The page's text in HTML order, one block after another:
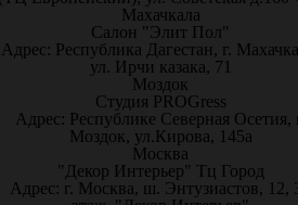
Махачкала
Салон "Элит Пол"
Адрес: Республика Дагестан, г.
ул. Ирчи казака, 71
Моздок
Студия PROGress
Адрес: Республике Северная Осетия,
Моздок, ул.Кирова, 145а
Москва
"Декор Интерьер" Тц Город
Адрес: г. Москва, ш. Энтузиастов, 12,